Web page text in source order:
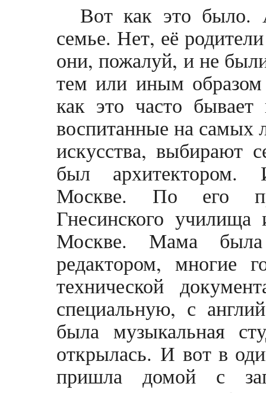
Вот как это было.
семье. Нет, её
они, пожалуй, и не
тем или иным
как это часто
воспитанные на самых
искусства, выбирают
был архитектором.
Москве. По его
Гнесинского
Москве. Мама была
редактором, многие
технической
специальную, с
была музыкальная
открылась. И вот в
пришла домой с